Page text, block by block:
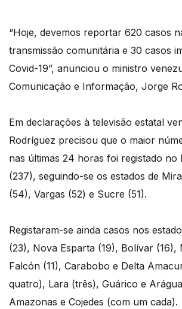
“Hoje, devemos reportar 620 casos
transmissão comunitária e 30 casos
Covid-19”, anunciou o ministro
Comunicação e Informação, Jorge
Em declarações à televisão estatal
Rodríguez precisou que o maior
nas últimas 24 horas foi registado no
(237), seguindo-se os estados de
(54), Vargas (52) e Sucre (51).
Registaram-se ainda casos nos
(23), Nova Esparta (19), Bolívar (16),
Falcón (11), Carabobo e Delta
quatro), Lara (três), Guárico e
Amazonas e Cojedes (com um cada).